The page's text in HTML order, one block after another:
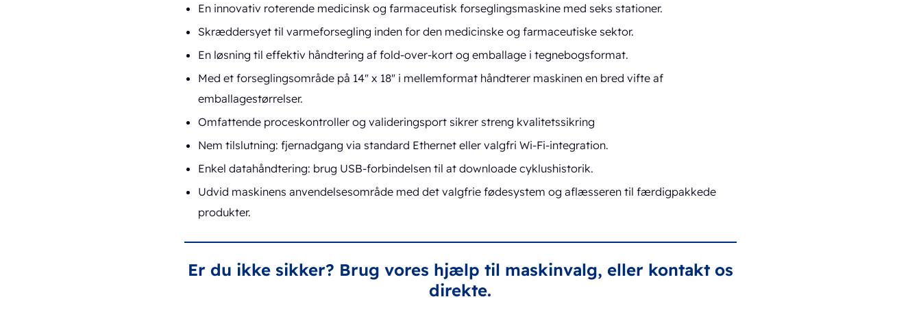
En innovativ roterende medicinsk og farmaceutisk forseglingsmaskine med seks stationer.
Skræddersyet til varmeforsegling inden for den medicinske og farmaceutiske sektor.
En løsning til effektiv håndtering af fold-over-kort og emballage i tegnebogsformat.
Med et forseglingsområde på 14" x 18" i mellemformat håndterer maskinen en bred vifte af
emballagestørrelser.
Omfattende proceskontroller og valideringsport sikrer streng kvalitetssikring
Nem tilslutning: fjernadgang via standard Ethernet eller valgfri Wi-Fi-integration.
Enkel datahåndtering: brug USB-forbindelsen til at downloade cyklushistorik.
Udvid maskinens anvendelsesområde med det valgfrie fødesystem og aflæsseren til færdigpakkede
produkter.
Er du ikke sikker? Brug vores hjælp til maskinvalg, eller kontakt os
direkte.